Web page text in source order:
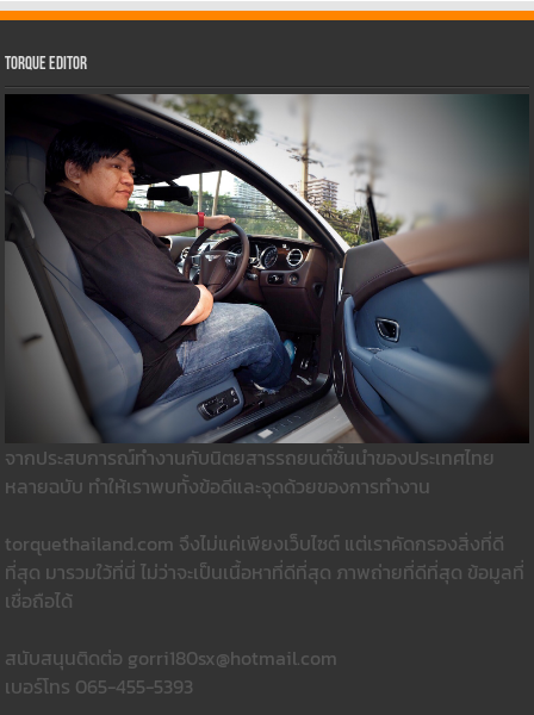
Torque Editor
จากประสบการณ์ทำงานกับนิตยสารรถยนต์ชั้นนำของประเทศไทย
หลายฉบับ ทำให้เราพบทั้งข้อดีและจุดด้วยของการทำงาน
torquethailand.com จึงไม่แค่เพียงเว็บไซต์ แต่เราคัดกรองสิ่งที่ดี
ที่สุด มารวมใว้ที่นี่ ไม่ว่าจะเป็นเนื้อหาที่ดีที่สุด ภาพถ่ายที่ดีที่สุด ข้อมูลที่
เชื่อถือได้
สนับสนุนติดต่อ gorri180sx@hotmail.com
เบอร์โทร 065-455-5393